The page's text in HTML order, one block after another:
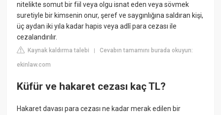
nitelikte somut bir fiil veya olgu isnat eden veya sövmek
suretiyle bir kimsenin onur, şeref ve saygınlığına saldıran kişi,
üç aydan iki yıla kadar hapis veya adlî para cezası ile
cezalandırılır.
Kaynak kaldırma talebi |Cevabın tamamını burada okuyun:
ekinlaw.com
Küfür ve hakaret cezası kaç TL?
Hakaret davası para cezası ne kadar merak edilen bir